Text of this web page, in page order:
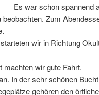
Es war schon spannend
Zum
wir in Richtung
wir gute Fahrt.
In der sehr schönen
gehören den